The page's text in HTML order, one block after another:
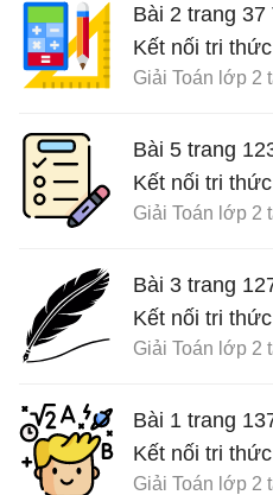
Bài 2 trang
Kết nối tri
Giải Toán lớp 2
Bài 5 trang
Kết nối tri
Giải Toán lớp 2
Bài 3 trang
Kết nối tri
Giải Toán lớp 2
Bài 1 trang
Kết nối tri
Giải Toán lớp 2